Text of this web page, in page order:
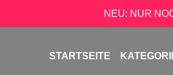
NEU: NUR
STARTSEITE